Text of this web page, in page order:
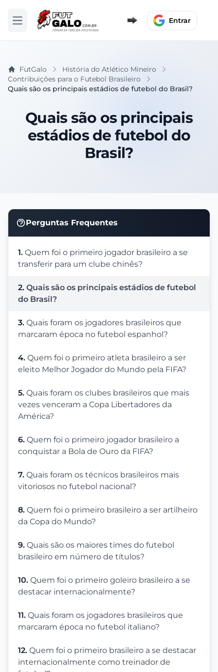
Abrir menu Entrar
FutGalo
História do Atlético Mineiro
Contribuições para o Futebol Brasileiro
Quais são os principais estádios de futebol do Brasil?
Quais são os principais
estádios de futebol do
Brasil?
Perguntas Frequentes
1. Quem foi o primeiro jogador brasileiro a se
transferir para um clube chinês?
2. Quais são os principais estádios de futebol
do Brasil?
3. Quais foram os jogadores brasileiros que
marcaram época no futebol espanhol?
4. Quem foi o primeiro atleta brasileiro a ser
eleito Melhor Jogador do Mundo pela FIFA?
5. Quais foram os clubes brasileiros que mais
vezes venceram a Copa Libertadores da
América?
6. Quem foi o primeiro jogador brasileiro a
conquistar a Bola de Ouro da FIFA?
7. Quais foram os técnicos brasileiros mais
vitoriosos no futebol nacional?
8. Quem foi o primeiro brasileiro a ser artilheiro
da Copa do Mundo?
9. Quais são os maiores times do futebol
brasileiro em número de títulos?
10. Quem foi o primeiro goleiro brasileiro a se
destacar internacionalmente?
11. Quais foram os jogadores brasileiros que
marcaram época no futebol italiano?
12. Quem foi o primeiro brasileiro a se destacar
internacionalmente como treinador de